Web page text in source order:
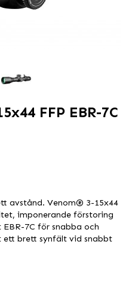
FFP EBR-7C
avstånd. Venom® 3-15x44
imponerande förstoring
7C för snabba och
ett brett synfält vid snabbt